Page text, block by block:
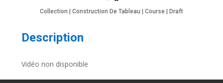
Collection | Construction De Tableau | Course | Draft
Description
Vidéo non disponible